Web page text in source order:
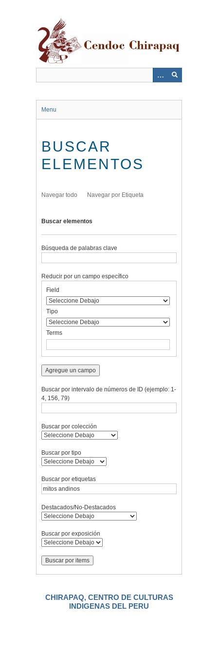
Menu
BUSCAR
ELEMENTOS
Navegar todo Navegar por Etiqueta
Buscar elementos
Búsqueda de palabras clave
rows
"Reducir
por
específico":
1
Reducir por un campo específico
de
búsqueda
de
búsqueda
de
búsqueda
de
Búsqueda
Field
Tipo
Terms
Agregue un campo
Buscar por intervalo de números de ID (ejemplo: 1-
4, 156, 79)
Buscar por colección
Buscar por tipo
Buscar por etiquetas
Destacados/No-Destacados
Buscar por exposición
CHIRAPAQ, CENTRO DE CULTURAS
INDIGENAS DEL PERU